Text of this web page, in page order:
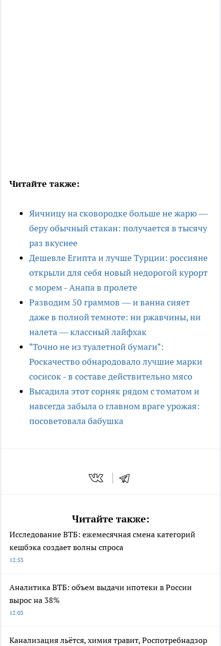
Читайте также:
Яичницу на сковородке больше не жарю —
беру обычный стакан: получается в тысячу
раз вкуснее
Дешевле Египта и лучше Турции: россияне
открыли для себя новый недорогой курорт
с морем - Анапа в пролете
Разводим 50 граммов — и ванна сияет
даже в полной темноте: ни ржавчины, ни
налета — классный лайфхак
"Точно не из туалетной бумаги":
Роскачество обнародовало лучшие марки
сосисок - в составе действительно мясо
Высадила этот сорняк рядом с томатом и
навсегда забыла о главном враге урожая:
посоветовала бабушка
Читайте также:
Исследование ВТБ: ежемесячная смена категорий
кешбэка создает волны спроса
12:53
Аналитика ВТБ: объем выдачи ипотеки в России
вырос на 38%
12:03
Канализация льётся, химия травит, Роспотребнадзор